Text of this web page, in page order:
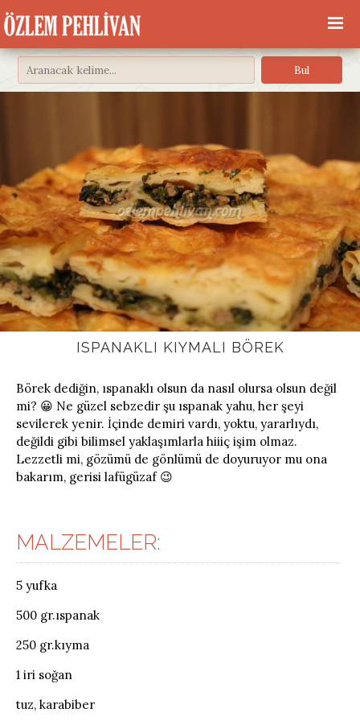
ISPANAKLI KIYMALI BÖREK
Börek dediğin, ıspanaklı olsun da nasıl olursa olsun değil
mi? 😀 Ne güzel sebzedir şu ıspanak yahu, her şeyi
sevilerek yenir. İçinde demiri vardı, yoktu, yararlıydı,
değildi gibi bilimsel yaklaşımlarla hiiiç işim olmaz.
Lezzetli mi, gözümü de gönlümü de doyuruyor mu ona
bakarım, gerisi lafügüzaf 😉
MALZEMELER:
5 yufka
500 gr.ıspanak
250 gr.kıyma
1 iri soğan
tuz, karabiber